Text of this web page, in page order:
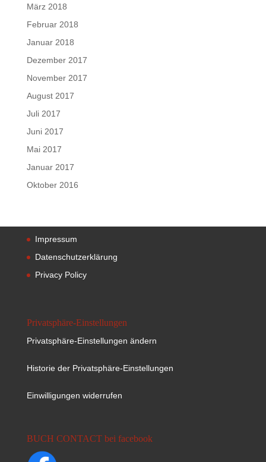
März 2018
Februar 2018
Januar 2018
Dezember 2017
November 2017
August 2017
Juli 2017
Juni 2017
Mai 2017
Januar 2017
Oktober 2016
Impressum
Datenschutzerklärung
Privacy Policy
Privatsphäre-Einstellungen
Privatsphäre-Einstellungen ändern
Historie der Privatsphäre-Einstellungen
Einwilligungen widerrufen
BUCH CONTACT bei facebook